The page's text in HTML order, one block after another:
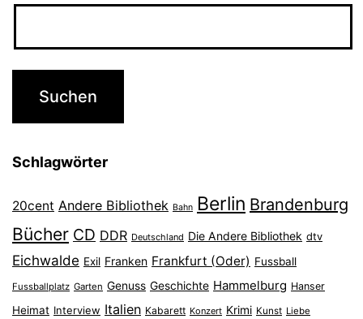
Schlagwörter
20cent Andere Bibliothek Bahn Berlin Brandenburg
Bücher CD DDR Deutschland Die Andere Bibliothek dtv
Eichwalde Exil Franken Frankfurt (Oder) Fussball
Fussballplatz Garten Genuss Geschichte Hammelburg Hanser
Heimat Interview Italien Kabarett Konzert Krimi Kunst Liebe